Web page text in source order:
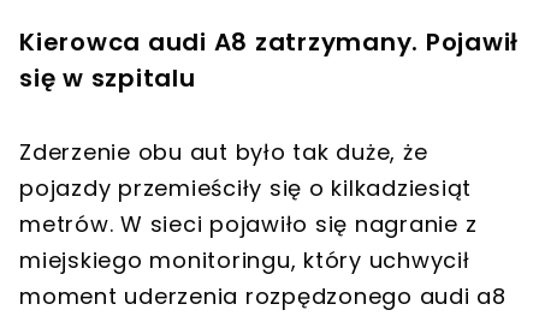
Kierowca audi A8 zatrzymany. Pojawił
się w szpitalu
Zderzenie obu aut było tak duże, że
pojazdy przemieściły się o kilkadziesiąt
metrów. W sieci pojawiło się nagranie z
miejskiego monitoringu, który uchwycił
moment uderzenia rozpędzonego audi a8